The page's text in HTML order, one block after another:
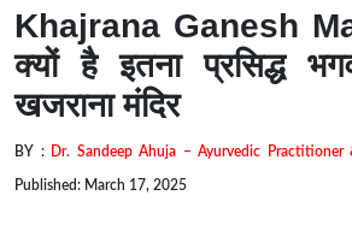
Khajrana Ganesh
क्यों है इतना प्रसिद्ध
खजराना मंदिर
BY : Dr. Sandeep Ahuja – Ayurvedic Practitioner
Published: March 17, 2025